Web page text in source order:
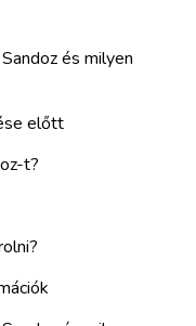
és milyen
előtt
t?